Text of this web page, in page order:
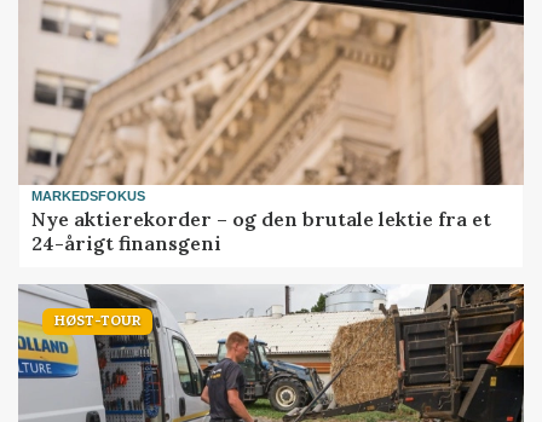
MARKEDSFOKUS
Nye aktierekorder – og den brutale lektie fra et
24-årigt finansgeni
HØST-TOUR